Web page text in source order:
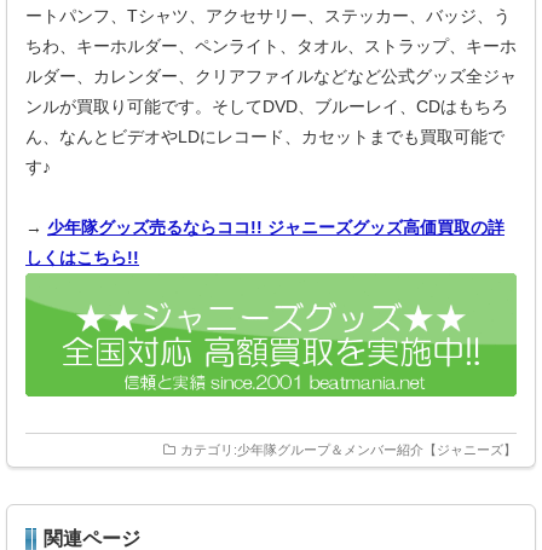
ートパンフ、Tシャツ、アクセサリー、ステッカー、バッジ、う
ちわ、キーホルダー、ペンライト、タオル、ストラップ、キーホ
ルダー、カレンダー、クリアファイルなどなど公式グッズ全ジャ
ンルが買取り可能です。そしてDVD、ブルーレイ、CDはもちろ
ん、なんとビデオやLDにレコード、カセットまでも買取可能で
す♪
→ 少年隊グッズ売るならココ!! ジャニーズグッズ高価買取の詳
しくはこちら!!
カテゴリ:少年隊グループ＆メンバー紹介【ジャニーズ】
関連ページ